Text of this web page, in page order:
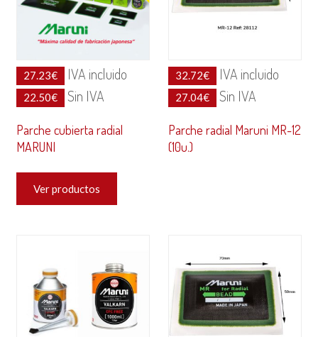
27.23€ IVA incluido
22.50€ Sin IVA
Parche cubierta radial
MARUNI
Ver productos
32.72€ IVA incluido
27.04€ Sin IVA
Parche radial Maruni MR-12
(10u.)